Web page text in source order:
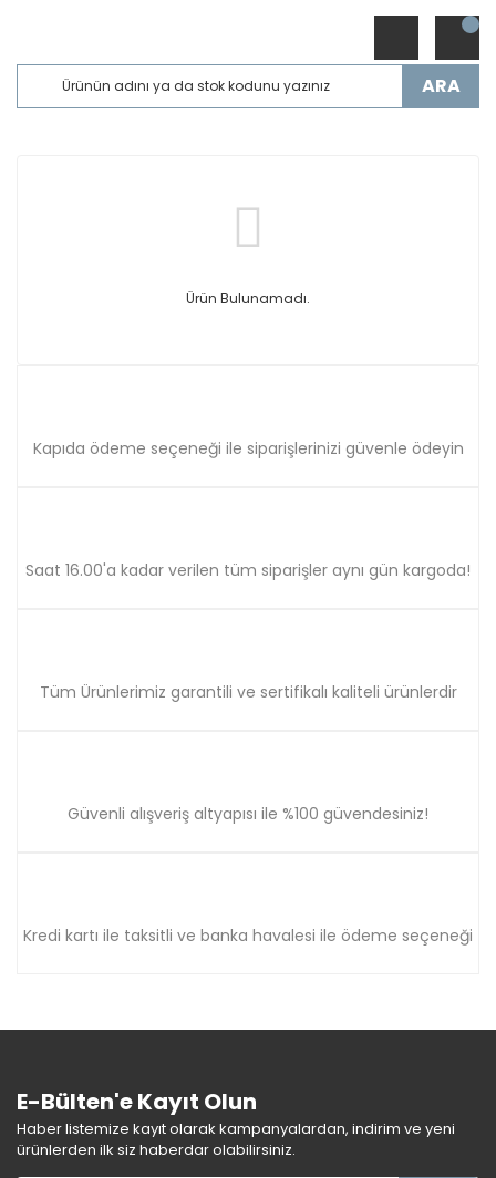
ARA
Ürün Bulunamadı.
Kapıda ödeme seçeneği ile siparişlerinizi güvenle ödeyin
Saat 16.00'a kadar verilen tüm siparişler aynı gün kargoda!
Tüm Ürünlerimiz garantili ve sertifikalı kaliteli ürünlerdir
Güvenli alışveriş altyapısı ile %100 güvendesiniz!
Kredi kartı ile taksitli ve banka havalesi ile ödeme seçeneği
E-Bülten'e Kayıt Olun
Haber listemize kayıt olarak kampanyalardan, indirim ve yeni
ürünlerden ilk siz haberdar olabilirsiniz.